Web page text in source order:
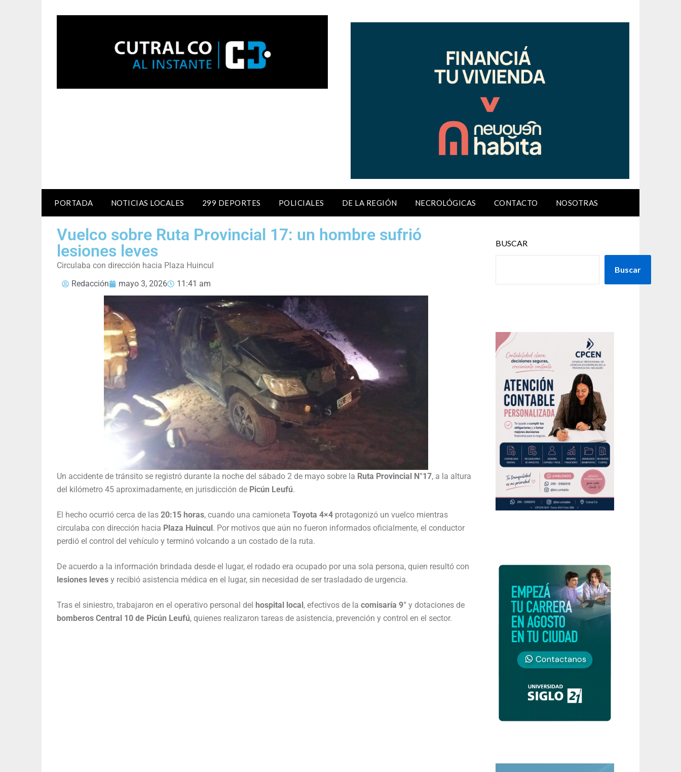
PORTADA NOTICIAS LOCALES 299 DEPORTES POLICIALES DE LA REGIÓN NECROLÓGICAS CONTACTO NOSOTRAS
Vuelco sobre Ruta Provincial 17: un hombre sufrió
lesiones leves
Circulaba con dirección hacia Plaza Huincul
Redacción
mayo 3, 2026 11:41 am
Un accidente de tránsito se registró durante la noche del sábado 2 de mayo sobre la Ruta Provincial N°17, a la altura
del kilómetro 45 aproximadamente, en jurisdicción de Picún Leufú.
El hecho ocurrió cerca de las 20:15 horas, cuando una camioneta Toyota 4×4 protagonizó un vuelco mientras
circulaba con dirección hacia Plaza Huincul. Por motivos que aún no fueron informados oficialmente, el conductor
perdió el control del vehículo y terminó volcando a un costado de la ruta.
De acuerdo a la información brindada desde el lugar, el rodado era ocupado por una sola persona, quien resultó con
lesiones leves y recibió asistencia médica en el lugar, sin necesidad de ser trasladado de urgencia.
Tras el siniestro, trabajaron en el operativo personal del hospital local, efectivos de la comisaría 9° y dotaciones de
bomberos Central 10 de Picún Leufú, quienes realizaron tareas de asistencia, prevención y control en el sector.
BUSCAR
Buscar